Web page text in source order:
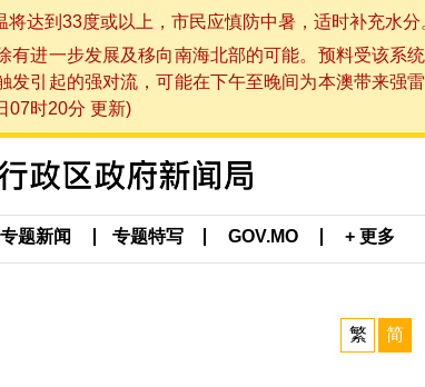
达到33度或以上，市民应慎防中暑，适时补充水
进一步发展及移向南海北部的可能。预料受该系
引起的强对流，可能在下午至晚间为本澳带来强
07时20分 更新)
专题新闻 专题特写 GOV.MO + 更多
繁 简